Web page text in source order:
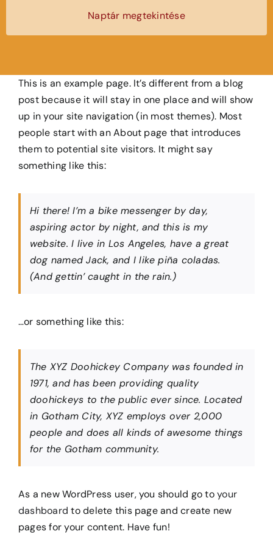
Naptár megtekintése
This is an example page. It’s different from a blog
post because it will stay in one place and will show
up in your site navigation (in most themes). Most
people start with an About page that introduces
them to potential site visitors. It might say
something like this:
Hi there! I’m a bike messenger by day,
aspiring actor by night, and this is my
website. I live in Los Angeles, have a great
dog named Jack, and I like piña coladas.
(And gettin’ caught in the rain.)
…or something like this:
The XYZ Doohickey Company was founded in
1971, and has been providing quality
doohickeys to the public ever since. Located
in Gotham City, XYZ employs over 2,000
people and does all kinds of awesome things
for the Gotham community.
As a new WordPress user, you should go toyour
dashboard to delete this page and create new
pages for your content. Have fun!